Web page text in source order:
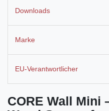
Downloads
Marke
EU-Verantwortlicher
CORE Wall Mini